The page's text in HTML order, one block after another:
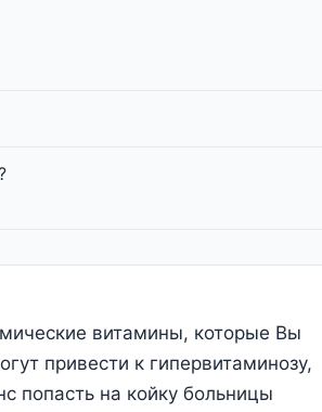
витамины, которые Вы
привести к гипервитаминозу,
попасть на койку больницы